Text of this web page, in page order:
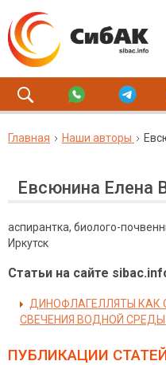
Главная Наши авторы
Евсюнина Елена
аспирантка, биолого-
Иркутск
Статьи на сайте
ДИНОФЛАГЕЛЛЯТЫ КАК
СВЕЧЕНИЯ ВОДНОЙ СРЕДЫ
ПУБЛИКАЦИИ